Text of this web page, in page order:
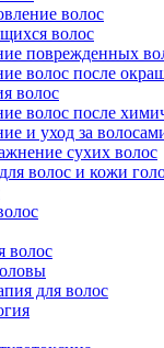
волос
волос
поврежденных
волос после
волос
волос после
и уход за
сухих волос
волос и кожи
волос
для волос